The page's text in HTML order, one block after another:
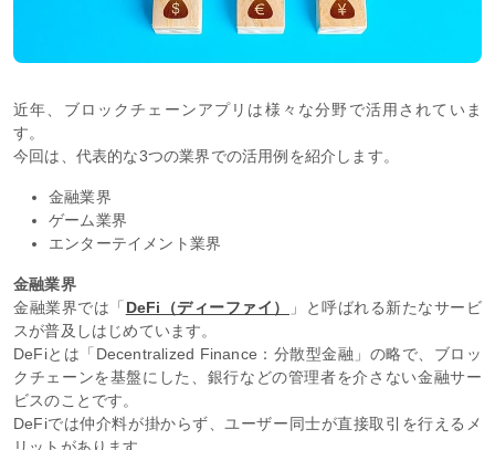
近年、ブロックチェーンアプリは様々な分野で活用されていま
す。
今回は、代表的な3つの業界での活用例を紹介します。
金融業界
ゲーム業界
エンターテイメント業界
金融業界
金融業界では「DeFi（ディーファイ）
」と呼ばれる新たなサービ
スが普及しはじめています。
DeFiとは「Decentralized Finance：分散型金融」の略で、ブロッ
クチェーンを基盤にした、銀行などの管理者を介さない金融サー
ビスのことです。
DeFiでは仲介料が掛からず、ユーザー同士が直接取引を行えるメ
リットがあります。